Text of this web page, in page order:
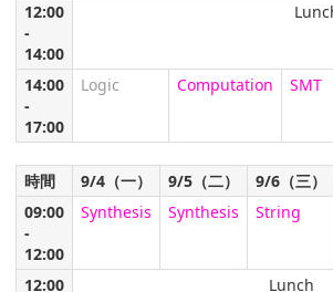
12:00
-
14:00
14:00
-
17:00
Logic Computation SMT
時間 9/4（一） 9/5（二） 9/6（三）
09:00
-
12:00
Synthesis Synthesis String
12:00
Lunch